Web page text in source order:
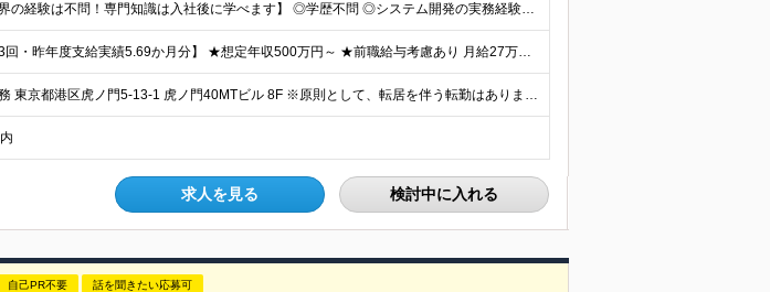
【金融業界の経験は不問！専門知識は入社後に学べます】 ◎学歴不問 ◎システム開発の実務経験をお持ちの方 └3年以上・Java、C#いずれかの使用経験をお持ちの方を想定しております 【以下のような方は
【賞与年3回・昨年度支給実績5.69か月分】 ★想定年収500万円～ ★前職給与考慮あり 月給27万円～59万円 +残業代全額支給(1分単位、監督職以下) +人事評価による賞与年2回（4月/10月）
◎本社勤務 東京都港区虎ノ門5-13-1 虎ノ門40MTビル 8F ※原則として、転居を伴う転勤はありません ※(変更の範囲)上記を除く当社関連勤務地
求人を見る 検討中に入れる
自己PR不要 話を聞きたい応募可